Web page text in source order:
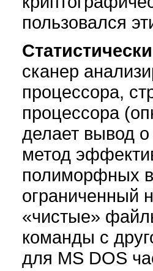
пользовался
сканер
процессора,
процессора
делает вывод
метод
полиморфных
ограниченный
«чистые»
команды с
для MS DOS